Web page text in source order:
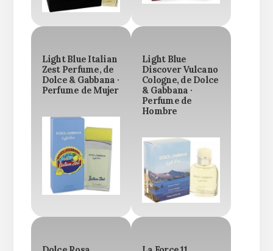
Light Blue Italian
Zest Perfume, de
Dolce & Gabbana ·
Perfume de Mujer
Light Blue
Discover Vulcano
Cologne, de Dolce
& Gabbana ·
Perfume de
Hombre